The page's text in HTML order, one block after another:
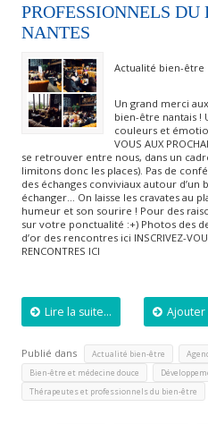
PROFESSIONNELS
NANTES
Actualité bien-être
Un grand merci
bien-être nantais !
couleurs et
VOUS AUX
se retrouver entre nous, dans un
limitons donc les places). Pas de
des échanges conviviaux autour
échanger… On laisse les cravates au
humeur et son sourire ! Pour des
sur votre ponctualité :+) Photos des
d’or des rencontres ici INSCRIVEZ-
RENCONTRES ICI
Lire la suite... Ajouter
Publié dans Actualité bien-être
Bien-être et médecine douce
Thérapeutes et professionnels du bien-être